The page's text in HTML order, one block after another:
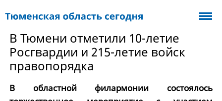
В Тюмени отметили 10-летие
Росгвардии и 215-летие войск
правопорядка
В областной филармонии состоялось